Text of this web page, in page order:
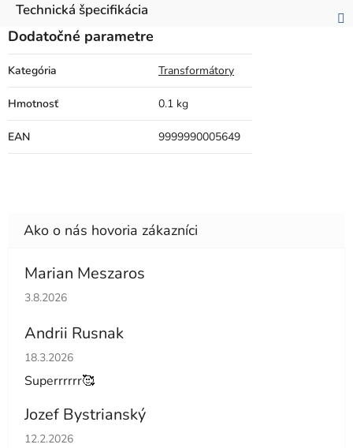
Technická špecifikácia
Dodatočné parametre
Kategória Transformátory
Hmotnosť 0.1 kg
EAN 9999990005649
Marian Meszaros
Hodnotenie obchodu je 5 z 5 hviezdičiek.
3.8.2026
Andrii Rusnak
Hodnotenie obchodu je 5 z 5 hviezdičiek.
18.3.2026
Superrrrrr🥰
Jozef Bystrianský
Hodnotenie obchodu je 5 z 5 hviezdičiek.
12.2.2026